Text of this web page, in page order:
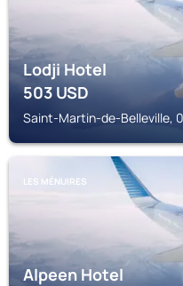
Lodji Hotel
503USD
Saint-Martin-de-Belleville,
LES MÉNUIRES
Alpeen Hotel